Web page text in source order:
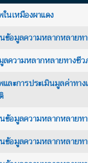
นเหมืองผาแดง
นข้อมูลความหลากหลา
ลความหลากหลายทางชี
ละการประเมินมูลค่าทา
นข้อมูลความหลากหลาย
ข้อมูลความหลากหลาย